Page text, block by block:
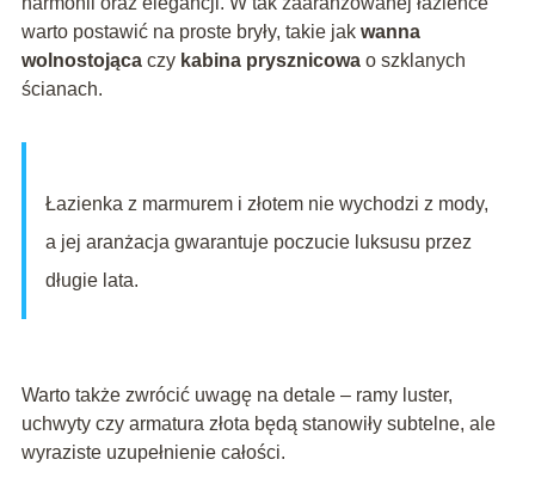
warto postawić na proste bryły, takie jak wanna
wolnostojącaczy kabina prysznicowao szklanych
ścianach.
Łazienka z marmurem i złotem nie wychodzi z mody,
a jej aranżacja gwarantuje poczucie luksusu przez
długie lata.
Warto także zwrócić uwagę na detale – ramy luster,
uchwyty czy armatura złota będą stanowiły subtelne, ale
wyraziste uzupełnienie całości.